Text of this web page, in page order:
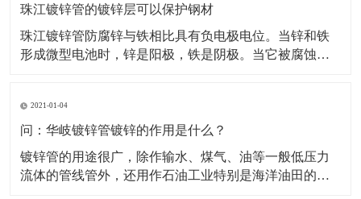
管了，有些小区的热水管使用的是镀锌管。热镀锌钢管
在消防、电
珠江镀锌管的镀锌层可以保护钢材
珠江镀锌管防腐锌与铁相比具有负电极电位。当锌和铁
形成微型电池时，锌是阳极，铁是阴极。当它被腐蚀
生锈，这是镀锌层的主要特征，优于其他涂层。热镀锌
钢管镀锌时，锌铁合金层和钢基体的、锌层之间的冶金
2021-01-04
问：华岐镀锌管镀锌的作用是什么？
镀锌管的用途很广，除作输水、煤气、油等一般低压力
流体的管线管外，还用作石油工业特别是海洋油田的油